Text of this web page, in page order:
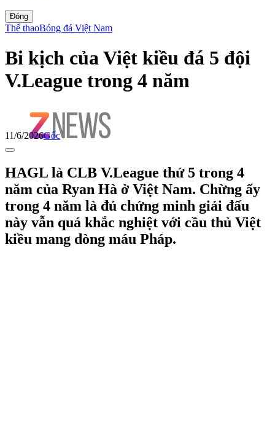
Đóng
Thể thaoBóng đá Việt Nam
Bi kịch của Việt kiều đá 5 đội
V.League trong 4 năm
11/6/2026Gốc
HAGL là CLB V.League thứ 5 trong 4
năm của Ryan Hà ở Việt Nam. Chừng ấy
trong 4 năm là đủ chứng minh giải đấu
này vẫn quá khắc nghiệt với cầu thủ Việt
kiều mang dòng máu Pháp.